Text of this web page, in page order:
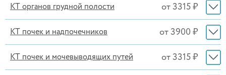
КТ органов грудной полости от 3315 ₽
КТ почек и надпочечников от 3900 ₽
КТ почек и мочевыводящих путей от 3315 ₽